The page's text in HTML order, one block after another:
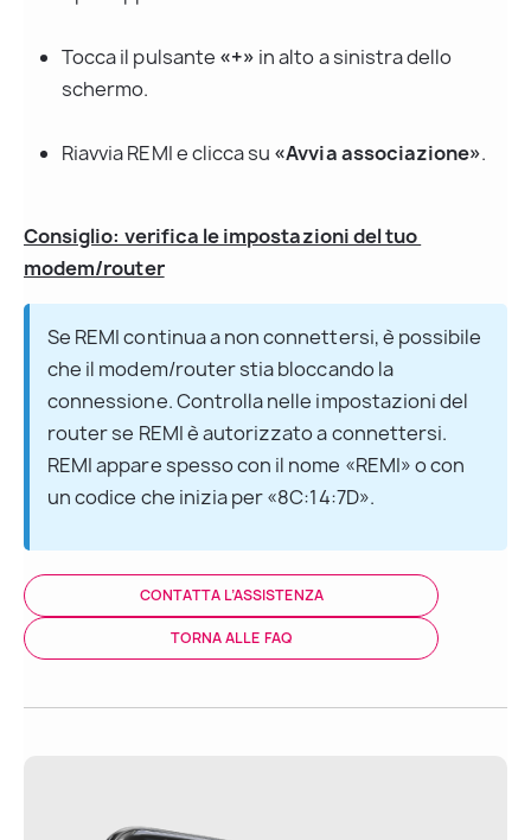
Tocca il pulsante «+» in alto a sinistra dello
schermo.
Riavvia REMI e clicca su «Avvia associazione».
Consiglio: verifica le impostazioni del tuo
modem/router
Se REMI continua a non connettersi, è possibile
che il modem/router stia bloccando la
connessione. Controlla nelle impostazioni del
router se REMI è autorizzato a connettersi.
REMI appare spesso con il nome «REMI» o con
un codice che inizia per «8C:14:7D».
CONTATTA L’ASSISTENZA
TORNA ALLE FAQ